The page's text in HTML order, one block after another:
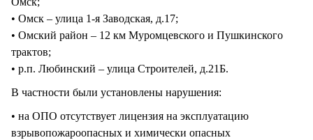
• Омск – улица 1-я Заводская, д.17;
• Омский район – 12 км Муромцевского и Пушкинского
трактов;
• р.п. Любинский – улица Строителей, д.21Б.
В частности были установлены нарушения:
• на ОПО отсутствует лицензия на эксплуатацию
взрывопожароопасных и химически опасных